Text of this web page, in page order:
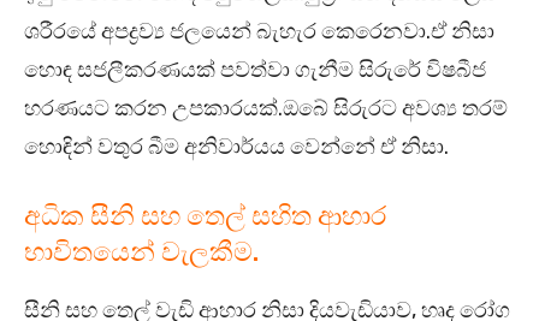
ශරීරයේ අපද්‍රව්‍ය ජලයෙන් බැහැර කෙරෙනවා.ඒ නිසා
හොඳ සජලීකරණයක් පවත්වා ගැනීම සිරුරේ විෂබීජ
හරණයට කරන උපකාරයක්.ඔබේ සිරුරට අවශ්‍ය තරම්
හොඳින් වතුර බීම අනිවාර්යය වෙන්නේ ඒ නිසා.
අධික සීනි සහ තෙල් සහිත ආහාර
භාවිතයෙන් වැලකීම.
සීනි සහ තෙල් වැඩි ආහාර නිසා දියවැඩියාව, හෘද රෝග